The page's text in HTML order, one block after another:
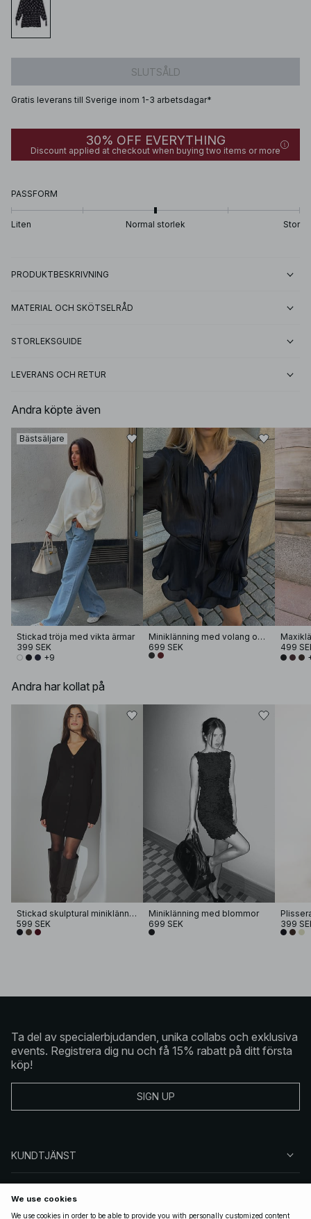
SLUTSÅLD
Gratis leverans till Sverige inom 1-3 arbetsdagar*
30% OFF EVERYTHING
Discount applied at checkout when buying two items or more
PASSFORM
Liten Normal storlek Stor
PRODUKTBESKRIVNING
MATERIAL OCH SKÖTSELRÅD
STORLEKSGUIDE
LEVERANS OCH RETUR
Andra köpte även
Bästsäljare
Stickad tröja med vikta ärmar
399 SEK
+9
Miniklänning med volang och ryschad midja
699 SEK
499
Andra har kollat på
Stickad skulptural miniklänning
599 SEK
Miniklänning med blommor
699 SEK
399
Ta del av specialerbjudanden, unika collabs och exklusiva
events. Registrera dig nu och få 15% rabatt på ditt första
köp!
SIGN UP
KUNDTJÄNST